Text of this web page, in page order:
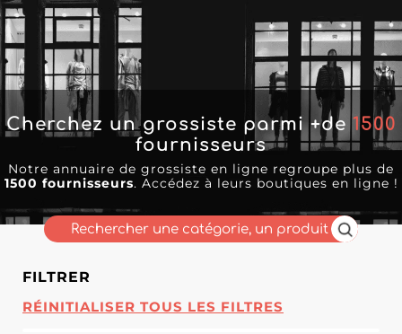
Cherchez un grossiste parmi +de1500
fournisseurs
Notre annuaire de grossiste en ligne regroupe plus de
1500 fournisseurs. Accédez à leurs boutiques en ligne !
FILTRER
RÉINITIALISER TOUS LES FILTRES